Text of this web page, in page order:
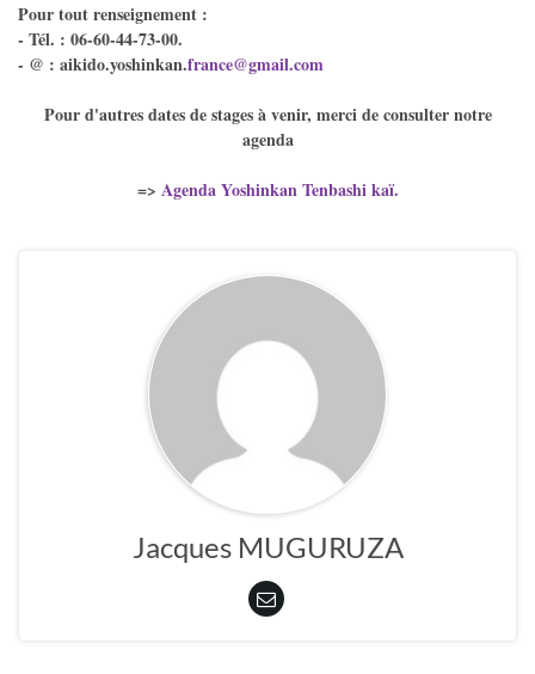
Pour tout renseignement :
- Tél. : 06-60-44-73-00.
- @ : aikido.yoshinkan.france@gmail.com
Pour d'autres dates de stages à venir, merci de consulter notre
agenda
=> Agenda Yoshinkan Tenbashi kaï.
Jacques MUGURUZA